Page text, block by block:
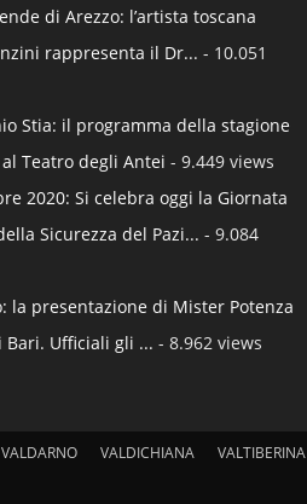
di Arezzo: l’artista toscana
rappresenta il Dr... - 10.051
Stia: il programma della stagione
Teatro degli Antei - 9.449 views
2020: Si celebra oggi la Giornata
Sicurezza del Pazi... - 9.084
la presentazione di Mister Potenza
Bari. Ufficiali gli ... - 8.962 views
VALDARNO VALDICHIANA VALTIBERINA